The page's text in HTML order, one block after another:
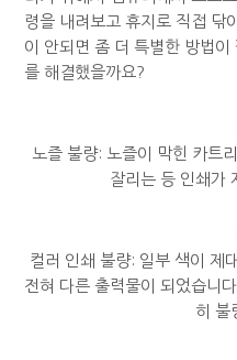
령을 내려보고 휴지로 직접 닦
이 안되면 좀 더 특별한 방법이
를 해결했을까요?
노즐 불량: 노즐이 막힌 카트
잘리는 등 인쇄가
컬러 인쇄 불량: 일부 색이 제
전혀 다른 출력물이 되었습니
히 불